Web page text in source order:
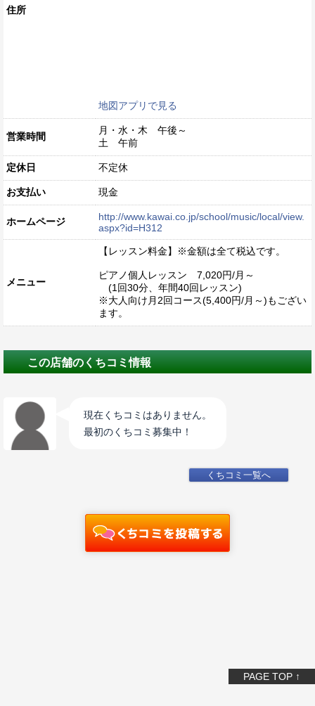
住所
地図アプリで見る
営業時間
月・水・木 午後～
土 午前
定休日 不定休
お支払い 現金
ホームページ
http://www.kawai.co.jp/school/music/local/view.
aspx?id=H312
メニュー
【レッスン料金】※金額は全て税込です。
ピアノ個人レッスン 7,020円/月～
(1回30分、年間40回レッスン)
※大人向け月2回コース(5,400円/月～)もござい
ます。
この店舗のくちコミ情報
現在くちコミはありません。
最初のくちコミ募集中！
くちコミ一覧へ
PAGE TOP ↑